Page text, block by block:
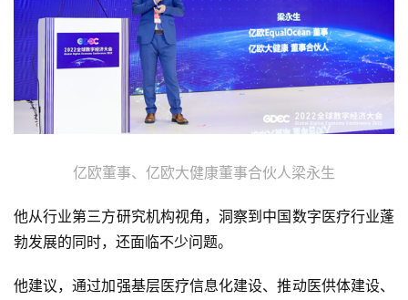
亿欧董事、亿欧大健康董事合伙人梁永生
他从行业第三方研究机构视角，洞察到中国数字医疗行业蓬
勃发展的同时，还面临不少问题。
他建议，通过加强基层医疗信息化建设、推动医供体建设、